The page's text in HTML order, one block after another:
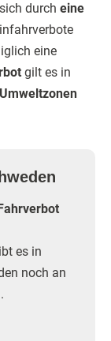
durch eine
eine
gilt es in
es in
noch an